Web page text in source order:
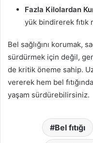
Fazla Kilolardan
yük bindirerek fıtık
Bel sağlığını korumak,
sürdürmek için değil,
de kritik öneme sahip.
vererek hem bel
yaşam sürdürebilirsiniz.
Bel fıtığı